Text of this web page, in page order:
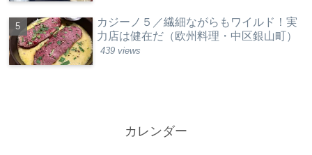
カジーノ５／繊細ながらもワイルド！実
力店は健在だ（欧州料理・中区銀山町）
439 views
カレンダー